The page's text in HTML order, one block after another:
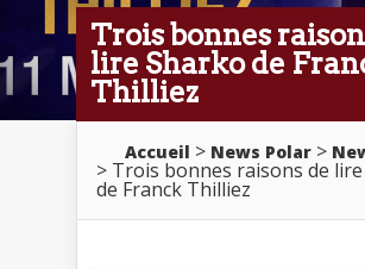
Trois bonnes
lire Sharko de
Thilliez
Accueil > News Polar >
> Trois bonnes raisons de
de Franck Thilliez